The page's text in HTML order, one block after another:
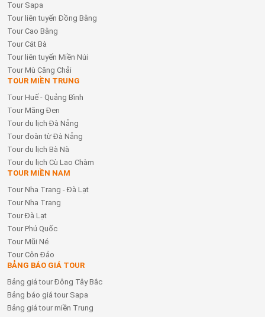
Tour Sapa
Tour liên tuyến Đồng Bằng
Tour Cao Bằng
Tour Cát Bà
Tour liên tuyến Miền Núi
Tour Mù Căng Chải
TOUR MIỀN TRUNG
Tour Huế - Quảng Bình
Tour Măng Đen
Tour du lịch Đà Nẵng
Tour đoàn từ Đà Nẵng
Tour du lịch Bà Nà
Tour du lịch Cù Lao Chàm
TOUR MIỀN NAM
Tour Nha Trang - Đà Lạt
Tour Nha Trang
Tour Đà Lạt
Tour Phú Quốc
Tour Mũi Né
Tour Côn Đảo
BẢNG BÁO GIÁ TOUR
Bảng giá tour Đông Tây Bắc
Bảng báo giá tour Sapa
Bảng giá tour miền Trung